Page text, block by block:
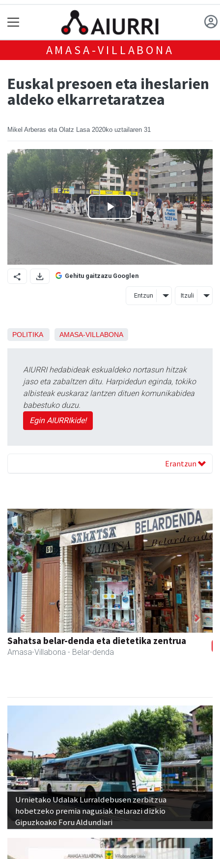
AMASA-VILLABONA
Euskal presoen eta iheslarien
aldeko elkarretaratzea
Mikel Arberas eta Olatz Lasa 2020ko uztailaren 31
Gehitu gaitzazu Googlen
Entzun Itzuli
POLITIKA AMASA-VILLABONA
AIURRI hedabideak eskualdeko nortasun hitzak
jaso eta zabaltzen ditu. Harpidedun eginda, tokiko
albisteak euskaraz lantzen dituen komunikabidea
babestuko duzu.
Egin AIURRIkide!
Erantzun
Sahatsa belar-denda eta dietetika zentrua
Amasa-Villabona - Belar-denda
Previous Next
Urnietako Udalak Lurraldebusen zerbitzua
hobetzeko premia nagusiak helarazi dizkio
Gipuzkoako Foru Aldundiari